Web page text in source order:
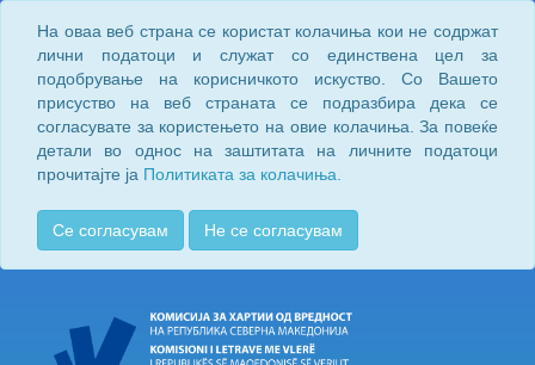
На оваа веб страна се користат колачиња кои не содржат
лични податоци и служат со единствена цел за
подобрување на корисничкото искуство. Со Вашето
присуство на веб страната се подразбира дека се
согласувате за користењето на овие колачиња. За повеќе
детали во однос на заштитата на личните податоци
прочитајте ја Политиката за колачиња.
Се согласувам Не се согласувам